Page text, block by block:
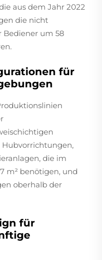
aus dem Jahr 2022
die nicht
um 58
für
die im
m² benötigen, und
oberhalb der
für